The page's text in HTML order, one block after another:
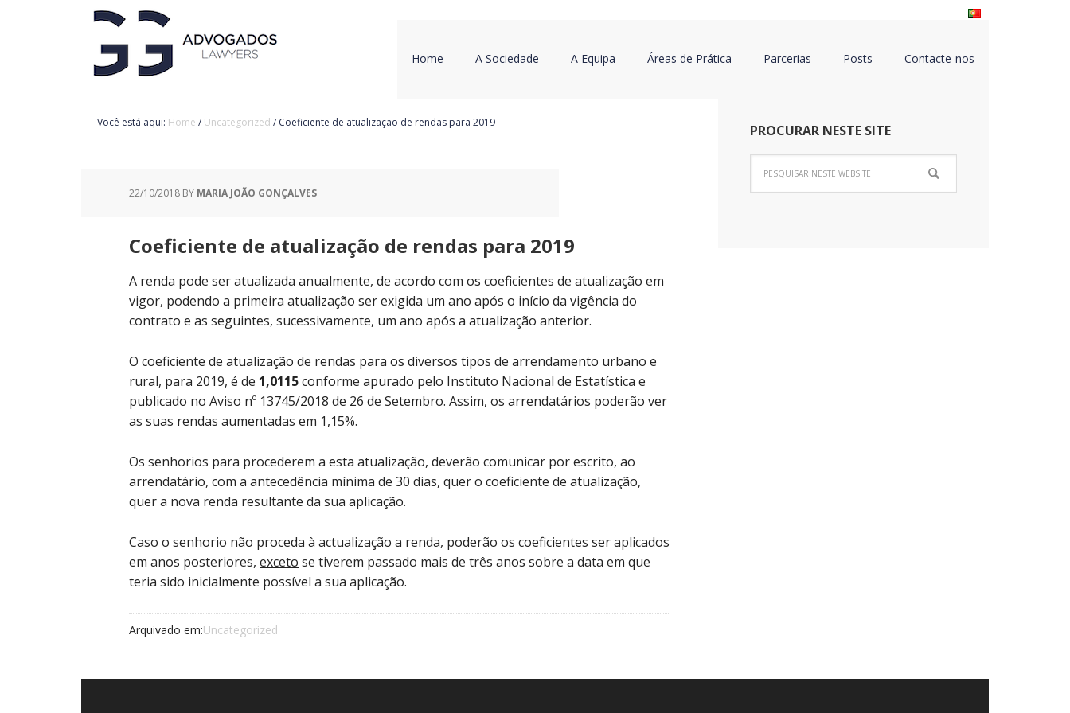
Home A Sociedade A Equipa Áreas de Prática Parcerias Posts Contacte-nos
Você está aqui: Home / Uncategorized / Coeficiente de atualização de rendas para 2019
22/10/2018 BY MARIA JOÃO GONÇALVES
Coeficiente de atualização de rendas para 2019
A renda pode ser atualizada anualmente, de acordo com os coeficientes de atualização em
vigor, podendo a primeira atualização ser exigida um ano após o início da vigência do
contrato e as seguintes, sucessivamente, um ano após a atualização anterior.
O coeficiente de atualização de rendas para os diversos tipos de arrendamento urbano e
rural, para 2019, é de 1,0115conforme apurado pelo Instituto Nacional de Estatística e
publicado no Aviso nº 13745/2018 de 26 de Setembro. Assim, os arrendatários poderão ver
as suas rendas aumentadas em 1,15%.
Os senhorios para procederem a esta atualização, deverão comunicar por escrito, ao
arrendatário, com a antecedência mínima de 30 dias, quer o coeficiente de atualização,
quer a nova renda resultante da sua aplicação.
Caso o senhorio não proceda à actualização a renda, poderão os coeficientes ser aplicados
em anos posteriores, exceto se tiverem passado mais de três anos sobre a data em que
teria sido inicialmente possível a sua aplicação.
Arquivado em:Uncategorized
PROCURAR NESTE SITE